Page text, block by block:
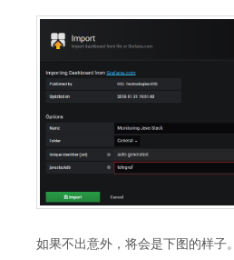
如果不出意外，将会是下图的样子。